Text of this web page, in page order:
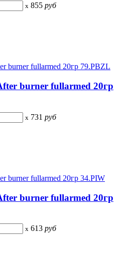
x 855 руб
burner fullarmed 20гр
x 731 руб
burner fullarmed 20гр
x 613 руб